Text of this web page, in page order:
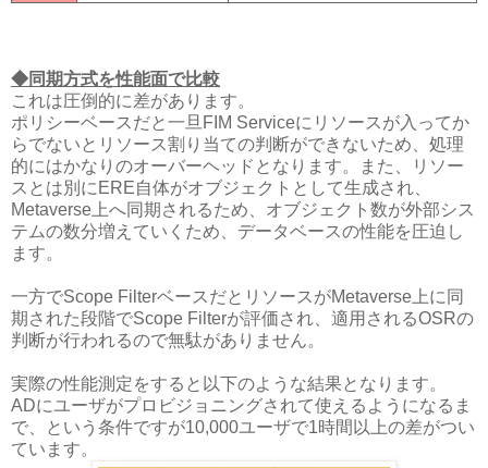
◆同期方式を性能面で比較
これは圧倒的に差があります。
ポリシーベースだと一旦FIM Serviceにリソースが入ってか
らでないとリソース割り当ての判断ができないため、処理
的にはかなりのオーバーヘッドとなります。また、リソー
スとは別にERE自体がオブジェクトとして生成され、
Metaverse上へ同期されるため、オブジェクト数が外部シス
テムの数分増えていくため、データベースの性能を圧迫し
ます。
一方でScope FilterベースだとリソースがMetaverse上に同
期された段階でScope Filterが評価され、適用されるOSRの
判断が行われるので無駄がありません。
実際の性能測定をすると以下のような結果となります。
ADにユーザがプロビジョニングされて使えるようになるま
で、という条件ですが10,000ユーザで1時間以上の差がつい
ています。